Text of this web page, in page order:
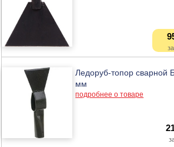
Ледоруб-топор сварной
мм
подробнее о товаре